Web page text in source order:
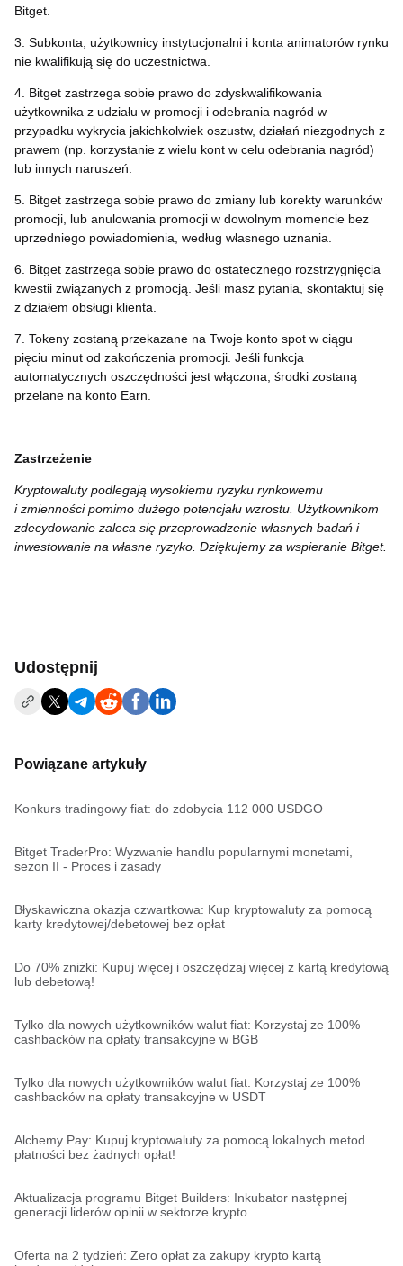
Bitget.
3. Subkonta, użytkownicy instytucjonalni i konta animatorów rynku
nie kwalifikują się do uczestnictwa.
4. Bitget zastrzega sobie prawo do zdyskwalifikowania
użytkownika z udziału w promocji i odebrania nagród w
przypadku wykrycia jakichkolwiek oszustw, działań niezgodnych z
prawem (np. korzystanie z wielu kont w celu odebrania nagród)
lub innych naruszeń.
5. Bitget zastrzega sobie prawo do zmiany lub korekty warunków
promocji, lub anulowania promocji w dowolnym momencie bez
uprzedniego powiadomienia, według własnego uznania.
6. Bitget zastrzega sobie prawo do ostatecznego rozstrzygnięcia
kwestii związanych z promocją. Jeśli masz pytania, skontaktuj się
z działem obsługi klienta.
7. Tokeny zostaną przekazane na Twoje konto spot w ciągu
pięciu minut od zakończenia promocji. Jeśli funkcja
automatycznych oszczędności jest włączona, środki zostaną
przelane na konto Earn.
Zastrzeżenie
Kryptowaluty podlegają wysokiemu ryzyku rynkowemu
i zmienności pomimo dużego potencjału wzrostu. Użytkownikom
zdecydowanie zaleca się przeprowadzenie własnych badań i
inwestowanie na własne ryzyko. Dziękujemy za wspieranie Bitget.
Udostępnij
Powiązane artykuły
Konkurs tradingowy fiat: do zdobycia 112 000 USDGO
Bitget TraderPro: Wyzwanie handlu popularnymi monetami,
sezon II - Proces i zasady
Błyskawiczna okazja czwartkowa: Kup kryptowaluty za pomocą
karty kredytowej/debetowej bez opłat
Do 70% zniżki: Kupuj więcej i oszczędzaj więcej z kartą kredytową
lub debetową!
Tylko dla nowych użytkowników walut fiat: Korzystaj ze 100%
cashbacków na opłaty transakcyjne w BGB
Tylko dla nowych użytkowników walut fiat: Korzystaj ze 100%
cashbacków na opłaty transakcyjne w USDT
Alchemy Pay: Kupuj kryptowaluty za pomocą lokalnych metod
płatności bez żadnych opłat!
Aktualizacja programu Bitget Builders: Inkubator następnej
generacji liderów opinii w sektorze krypto
Oferta na 2 tydzień: Zero opłat za zakupy krypto kartą